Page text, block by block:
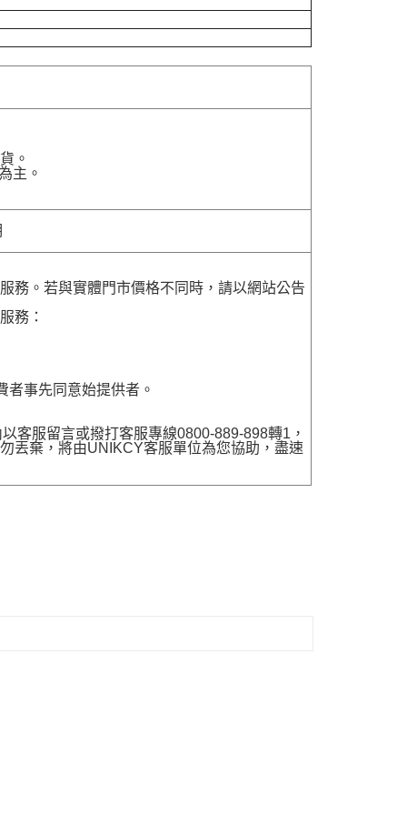
。
主。
務。若與實體門市價格不同時，請以網站公告
務：
事先同意始提供者。
客服留言或撥打客服專線0800-889-898轉1，
丟棄，將由UNIKCY客服單位為您協助，盡速